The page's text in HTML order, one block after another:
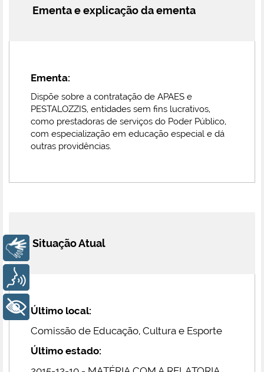
Ementa e explicação da ementa
Ementa:
Dispõe sobre a contratação de APAES e
PESTALOZZIS, entidades sem fins lucrativos,
como prestadoras de serviços do Poder Público,
com especialização em educação especial e dá
outras providências.
Situação Atual
Último local:
Comissão de Educação, Cultura e Esporte
Último estado:
Libras
+ Acessibilidade